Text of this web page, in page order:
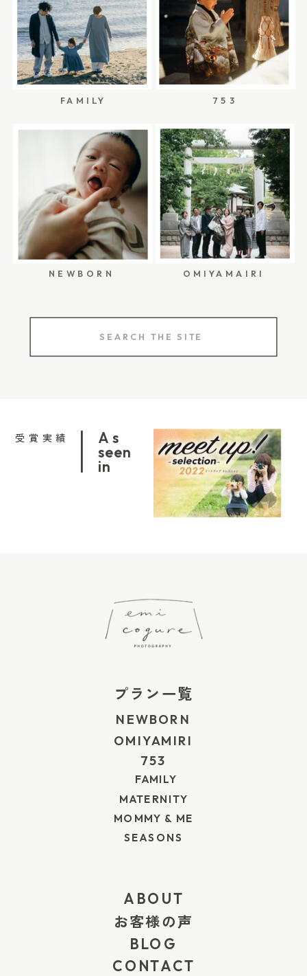
自宅に帰ってきたばかりの時間など、撮影場所や
日程がまだ決まっていない段階でもご相談いただ
けます。 出産退院の日は「家族のはじまり」を残
す日 出産後の写真というと、赤ちゃんの寝顔や小
さな手足、はじめて着るお洋服など、赤ちゃんを
中心に撮ることが多いと思います。 もちろん、赤
ちゃんの写真はたくさん残しておきたいもの。 で
も、退院の日にぜひ意識して残してほしいのは、
赤ちゃんだけではなく「家族の姿」です。 赤ちゃ
んを抱くママの手。少し緊張しながら抱っこする
パパの表情。退院着に着替えた赤ちゃんを囲む時
間。病室の窓から入る光や、コットで過ごしてい
とから見返したときに、 「ああ、この日から家族
の暮らしが始まったんだな」 と思える写真は、き
う言葉を目にすることもあります。 産院フォトと
いうと、特別に撮影してもらう写真をイメージす
る方もいるかもしれません。 でも、コットで眠る
赤ちゃんの姿や、病室の光、ママとパパが赤ちゃ
んを抱く時間、家族でおうちへ帰る前の何気ない
ください。 入院中に撮っておきたい写真｜産院フ
ォトのアイデア 退院の日の写真だけでなく、産院
間は、とても短い時間です。 そのときは当たり前
に見えていた病室の景色や、コットで眠る赤ちゃ
んの姿、リストバンド、小さな手足なども、あと
から見返すと「この場所で過ごしていたんだな」
と思い出せる大切な記録になります。 産院や病院
によって撮影できる場所やタイミングは異なるた
め、まわりの方への配慮や施設のルールを確認し
ず残しておきたいのは、赤ちゃんがコットで眠っ
ている姿です。 生まれたばかりの赤ちゃんが、小
さなコットの中で眠っている様子は、産院で過ご
OMIYAMAIRI
753
NEWBORN
FAMILY
As
seen
in
受賞実績
MOMMY & ME
MATERNITY
753
FAMILY
OMIYAMIRI
NEWBORN
SEASONS
BLOG
ABOUT
お客様の声
CONTACT
プラン一覧